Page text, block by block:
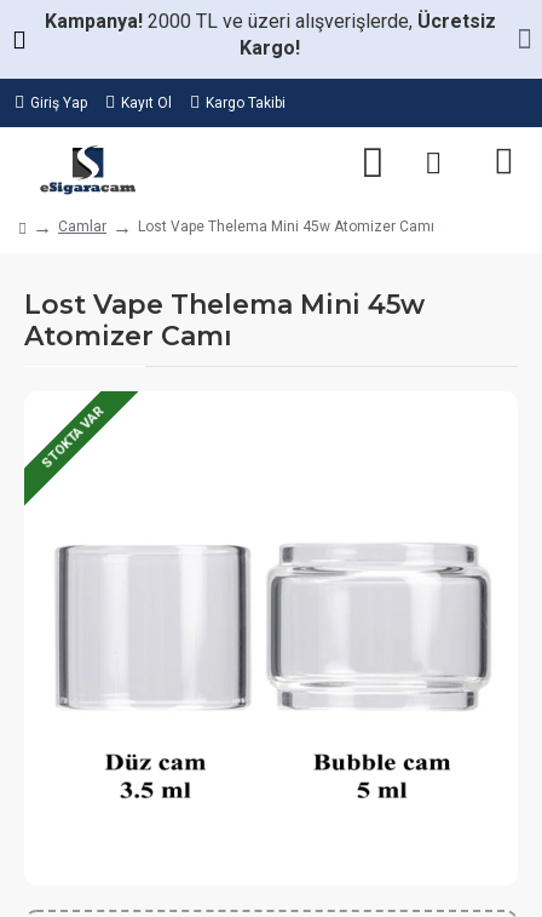
Kampanya! 2000 TL ve üzeri alışverişlerde, Ücretsiz
Kargo!
Giriş Yap Kayıt Ol Kargo Takibi
Camlar Lost Vape Thelema Mini 45w Atomizer Camı
Lost Vape Thelema Mini 45w
Atomizer Camı
STOKTA VAR